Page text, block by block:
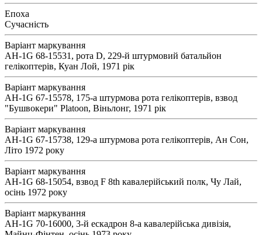
Епоха
Сучасність
Варіант маркування
AH-1G 68-15531, рота D, 229-й штурмовий батальйон
гелікоптерів, Куан Лой, 1971 рік
Варіант маркування
AH-1G 67-15578, 175-а штурмова рота гелікоптерів, взвод
"Бушвокери" Platoon, Віньлонг, 1971 рік
Варіант маркування
AH-1G 67-15738, 129-а штурмова рота гелікоптерів, Ан Сон,
Літо 1972 року
Варіант маркування
AH-1G 68-15054, взвод F 8th кавалерійський полк, Чу Лай,
осінь 1972 року
Варіант маркування
AH-1G 70-16000, 3-й ескадрон 8-а кавалерійська дивізія,